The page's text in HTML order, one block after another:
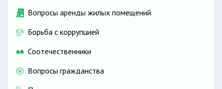
Вопросы аренды жилых помещений
Борьба с коррупцией
Соотечественники
Вопросы гражданства